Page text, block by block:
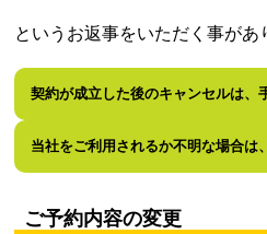
というお返事をいただく事があ
契約が成立した後のキャンセルは、
当社をご利用されるか不明な場合は
ご予約内容の変更